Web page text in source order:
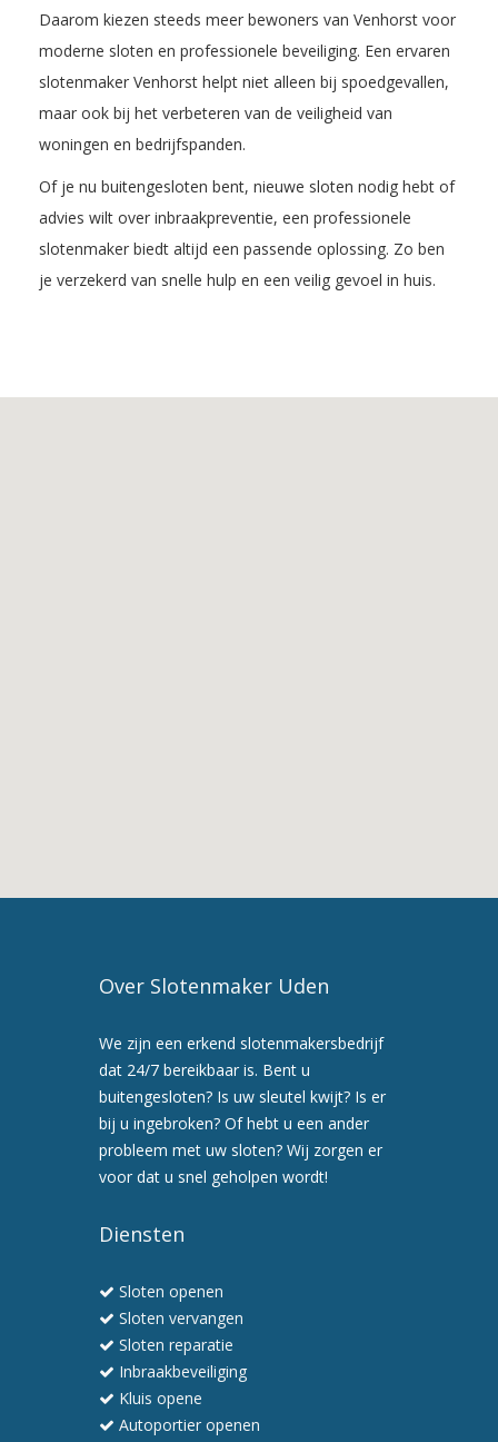
Daarom kiezen steeds meer bewoners van Venhorst voor
moderne sloten en professionele beveiliging. Een ervaren
slotenmaker Venhorst helpt niet alleen bij spoedgevallen,
maar ook bij het verbeteren van de veiligheid van
woningen en bedrijfspanden.
Of je nu buitengesloten bent, nieuwe sloten nodig hebt of
advies wilt over inbraakpreventie, een professionele
slotenmaker biedt altijd een passende oplossing. Zo ben
je verzekerd van snelle hulp en een veilig gevoel in huis.
Slotenmaker
afspraak
preventiebezoek
professioneel
Over Slotenmaker Uden
We zijn een erkend slotenmakersbedrijf
dat 24/7 bereikbaar is. Bent u
buitengesloten? Is uw sleutel kwijt? Is er
bij u ingebroken? Of hebt u een ander
probleem met uw sloten? Wij zorgen er
voor dat u snel geholpen wordt!
Diensten
Sloten openen
Sloten vervangen
Sloten reparatie
Inbraakbeveiliging
Kluis opene
Autoportier openen